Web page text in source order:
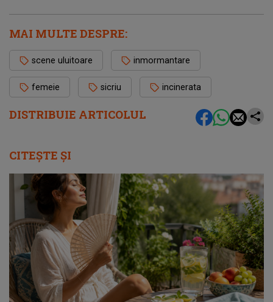
DISTRIBUIE ARTICOLUL
MAI MULTE DESPRE:
scene uluitoare inmormantare
femeie sicriu incinerata
CITEȘTE ȘI